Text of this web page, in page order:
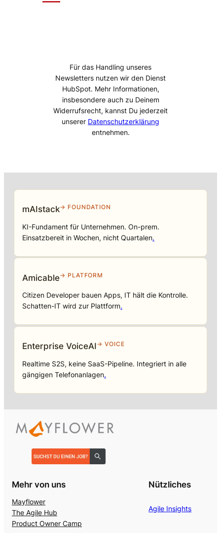
Für das Handling unseres
Newsletters nutzen wir den Dienst
HubSpot. Mehr Informationen,
insbesondere auch zu Deinem
Widerrufsrecht, kannst Du jederzeit
unserer Datenschutzerklärung
entnehmen.
mAIstack→ FOUNDATION
KI-Fundament für Unternehmen. On-prem.
Einsatzbereit in Wochen, nicht Quartalen.
Amicable→ PLATFORM
Citizen Developer bauen Apps, IT hält die Kontrolle.
Schatten-IT wird zur Plattform.
Enterprise VoiceAI→ VOICE
Realtime S2S, keine SaaS-Pipeline. Integriert in alle
gängigen Telefonanlagen.
Mehr von uns
Mayflower
The Agile Hub
Product Owner Camp
Nützliches
Agile Insights